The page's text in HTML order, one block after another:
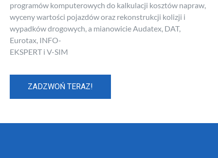
programów komputerowych do kalkulacji kosztów napraw,
wyceny wartości pojazdów oraz rekonstrukcji kolizji i
wypadków drogowych, a mianowicie Audatex, DAT,
Eurotax, INFO-
EKSPERT i V-SIM
ZADZWOŃ TERAZ!